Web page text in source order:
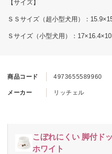
商品コード 4973655589960
メーカー リッチェル
こぼれにくい 脚付ド
ホワイト
【サイズ】
ＳＳサイズ（超小型犬用）：
Ｓサイズ（小型犬用）：